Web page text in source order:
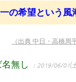
の希望という風
（出典 中日・高橋周
無し ：2019/06/01(